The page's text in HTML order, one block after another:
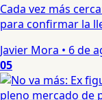
Cada vez más
para confirmar la
Javier Mora • 6 de
05